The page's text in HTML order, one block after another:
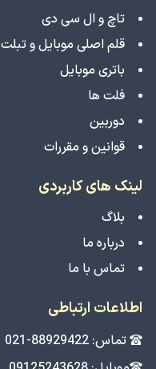
تاچ و ال سی دی
قلم اصلی موبایل و تبلت
باتری موبایل
فلت ها
دوربین
قوانین و مقررات
لینک های کاربردی
بلاگ
درباره ما
تماس با ما
اطلاعات ارتباطی
تماس: 88929422-021